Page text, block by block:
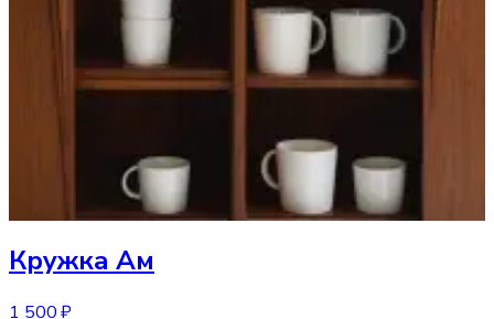
Кружка Ам
1 500 ₽